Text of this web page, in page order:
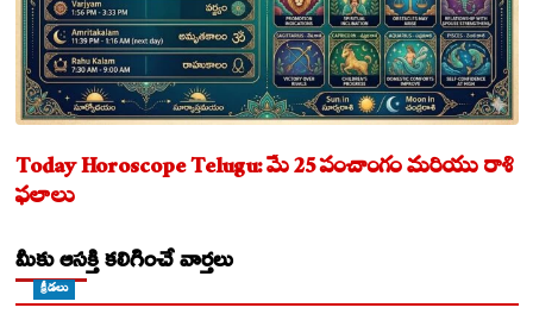
Today Horoscope Telugu: మే 25 పంచాంగం మరియు రాశి
ఫలాలు
మీకు ఆసక్తి కలిగించే వార్తలు
క్రీడలు